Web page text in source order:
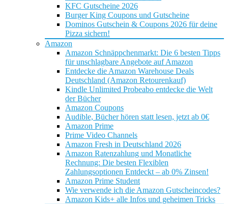
KFC Gutscheine 2026
Burger King Coupons und Gutscheine
Dominos Gutschein & Coupons 2026 für deine
Pizza sichern!
Amazon
Amazon Schnäppchenmarkt: Die 6 besten Tipps
für unschlagbare Angebote auf Amazon
Entdecke die Amazon Warehouse Deals
Deutschland (Amazon Retourenkauf)
Kindle Unlimited Probeabo entdecke die Welt
der Bücher
Amazon Coupons
Audible, Bücher hören statt lesen, jetzt ab 0€
Amazon Prime
Prime Video Channels
Amazon Fresh in Deutschland 2026
Amazon Ratenzahlung und Monatliche
Rechnung: Die besten Flexiblen
Zahlungsoptionen Entdeckt – ab 0% Zinsen!
Amazon Prime Student
Wie verwende ich die Amazon Gutscheincodes?
Amazon Kids+ alle Infos und geheimen Tricks